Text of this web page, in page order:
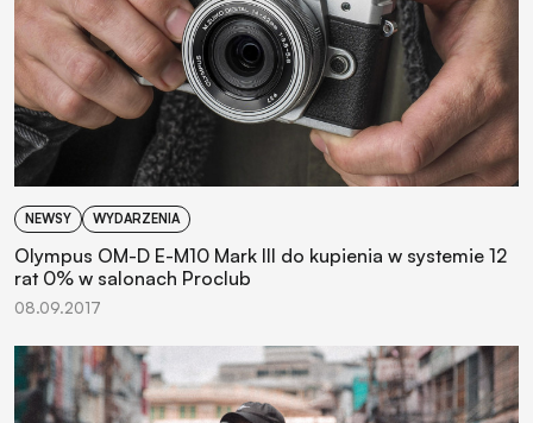
NEWSY WYDARZENIA
Olympus OM-D E-M10 Mark III do kupienia w systemie 12
rat 0% w salonach Proclub
08.09.2017